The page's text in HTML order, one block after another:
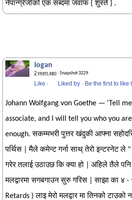
नेपान्ग्रेजीको एक सब्दमा जवाफ { शुस्ते } .
logan
2 years ago· Snapshot 3229
Like · Liked by · Be the first to like
Johann Wolfgang von Goethe — 'Tell
associate, and I will tell you who you
enough. सकम्मभरी पुत्तर खंदुकी आफ्ना
पर्थिस | मैले कमेन्ट गर्ना साथ् तेरो इन्टरनेट ले
गरेर तलाई उठाउछ कि क्या हो | अहिले तैले
मलद्वारमा सगबगाउन सुरु गरिस | साझा का ४ -
Retards ) लाइ मेरो मलद्वार मा तिनको टाउको